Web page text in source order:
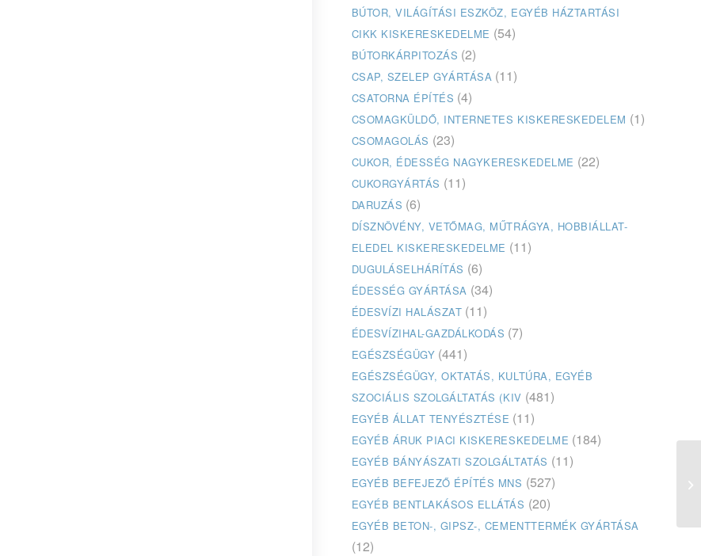
BÚTOR, VILÁGÍTÁSI ESZKÖZ, EGYÉB HÁZTARTÁSI
CIKK KISKERESKEDELME (54)
BÚTORKÁRPITOZÁS (2)
CSAP, SZELEP GYÁRTÁSA (11)
CSATORNA ÉPÍTÉS (4)
CSOMAGKÜLDŐ, INTERNETES KISKERESKEDELEM (1)
CSOMAGOLÁS (23)
CUKOR, ÉDESSÉG NAGYKERESKEDELME (22)
CUKORGYÁRTÁS (11)
DARUZÁS (6)
DÍSZNÖVÉNY, VETŐMAG, MŰTRÁGYA, HOBBIÁLLAT-
ELEDEL KISKERESKEDELME (11)
DUGULÁSELHÁRÍTÁS (6)
ÉDESSÉG GYÁRTÁSA (34)
ÉDESVÍZI HALÁSZAT (11)
ÉDESVÍZIHAL-GAZDÁLKODÁS (7)
EGÉSZSÉGÜGY (441)
EGÉSZSÉGÜGY, OKTATÁS, KULTÚRA, EGYÉB
SZOCIÁLIS SZOLGÁLTATÁS (KIV (481)
EGYÉB ÁLLAT TENYÉSZTÉSE (11)
EGYÉB ÁRUK PIACI KISKERESKEDELME (184)
EGYÉB BÁNYÁSZATI SZOLGÁLTATÁS (11)
EGYÉB BEFEJEZŐ ÉPÍTÉS MNS (527)
EGYÉB BENTLAKÁSOS ELLÁTÁS (20)
EGYÉB BETON-, GIPSZ-, CEMENTTERMÉK GYÁRTÁSA
(12)